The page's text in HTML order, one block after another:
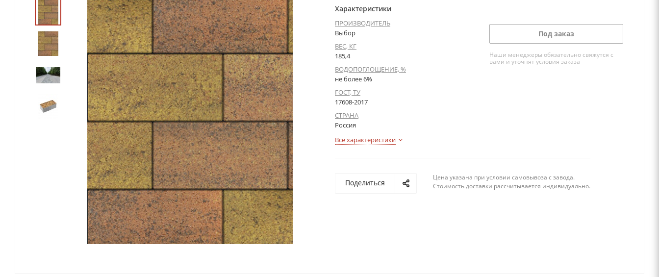
Характеристики
ПРОИЗВОДИТЕЛЬ
Выбор
ВЕС, КГ
185,4
ВОДОПОГЛОЩЕНИЕ, %
не более 6%
ГОСТ, ТУ
17608-2017
СТРАНА
Россия
Все характеристики
Под заказ
Наши менеджеры обязательно свяжутся с
вами и уточнят условия заказа
Поделиться
Цена указана при условии самовывоза с завода.
Стоимость доставки рассчитывается индивидуально.